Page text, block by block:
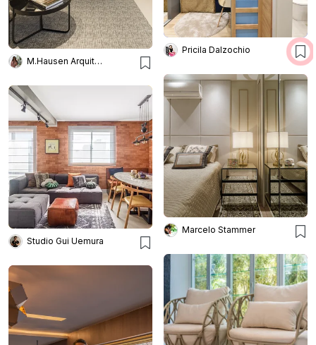
M.Hausen Arquitetura
Pricila Dalzochio
Marcelo Stammer
Studio Gui Uemura